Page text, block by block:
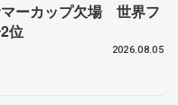
ーカップ欠場 世界フ
位
2026.08.05